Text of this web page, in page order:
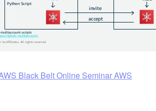
Black Belt Online Seminar AWS